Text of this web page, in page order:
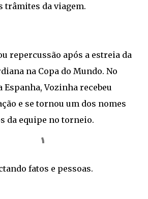
trâmites da viagem.
repercussão após a estreia da
na Copa do Mundo. No
Espanha, Vozinha recebeu
e se tornou um dos nomes
da equipe no torneio.
fatos e pessoas.